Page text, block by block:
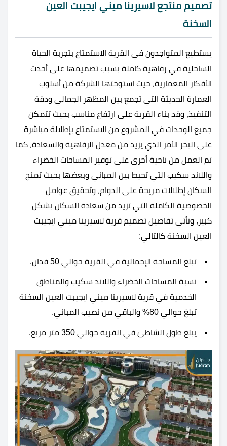
تصميم منتجع لاسيرينا ميني ايجيبت العين
السخنة
يستطيع المتواجدون في القرية الاستمتاع بتجربة الحياة
الساحلية في رفاهية كاملة بسبب تصميمها على أحدث
الأفكار المعمارية، حيث استوحتها الشركة من أسلوب
العمارة الحديثة التي تجمع بين المظهر الجمالي ودقة
التنفيذ، وقد بناء القرية على ارتفاع مناسب بحيث تتمكن
جميع الوحدات في المشروع من الاستمتاع بإطلالة مباشرة
على البحر الأمر الذي يزيد من معدل الرفاهية والسعادة، كما
تم العمل من ناحية أخرى على توفير المساحات الخضراء
واللاند سكيب التي تحيط بين المباني وبعضها بحيث تمنح
السكان إطلالات مريحة على الدوام، وتحقيق عوامل
الخصوصية الكاملة التي تزيد من سعادة السكان بشكل
كبير، وتأتي تفاصيل تصميم قرية لاسيرينا ميني ايجيبت
العين السخنة كالتالي:
تبلغ المساحة الإجمالية في القرية حوالي 50 فدان.
نسبة المساحات الخضراء واللاند سكيب والمناطق
الخدمية في قرية لاسيرينا ميني ايجيبت العين السخنة
تبلغ حوالي 80% والباقي من نصيب المباني.
يبلغ طول الشاطئ في القرية حوالي 350 متر مربع.